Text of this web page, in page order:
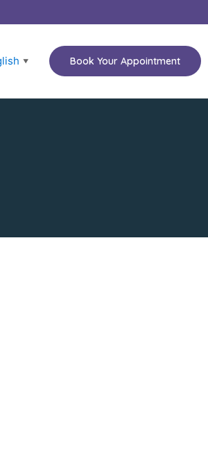
▼ Book Your Appointment